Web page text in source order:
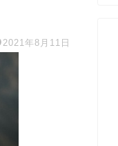
2021年8月11日